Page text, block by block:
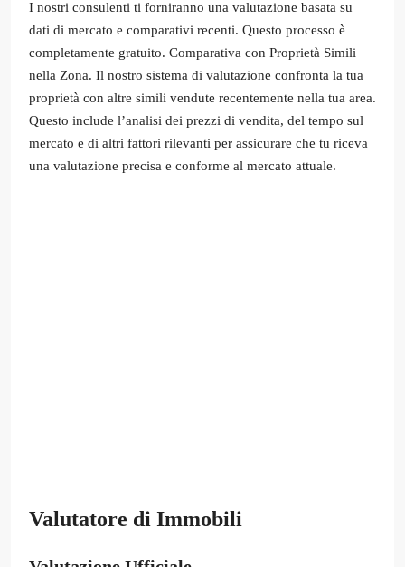
I nostri consulenti ti forniranno una valutazione basata su
dati di mercato e comparativi recenti. Questo processo è
completamente gratuito. Comparativa con Proprietà Simili
nella Zona. Il nostro sistema di valutazione confronta la tua
proprietà con altre simili vendute recentemente nella tua area.
Questo include l’analisi dei prezzi di vendita, del tempo sul
mercato e di altri fattori rilevanti per assicurare che tu riceva
una valutazione precisa e conforme al mercato attuale.
Valutatore di Immobili